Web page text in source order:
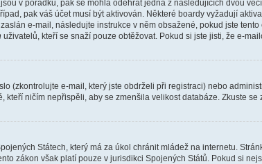
v pořádku, pak se mohla odehrát jedna z následujících dvou
pak váš účet musí být aktivován. Některé boardy vyžadují
e-mail, následujte instrukce v něm obsažené, pokud jste
uživatelů, kteří se snaží pouze obtěžovat. Pokud si jste jisti, že e-
(zkontrolujte e-mail, který jste obdrželi při registraci) nebo
ničím nepřispěli, aby se zmenšila velikost databáze. Zkuste
Státech, který má za úkol chránit mládež na internetu.
zákon však platí pouze v jurisdikci Spojených Států. Pokud si